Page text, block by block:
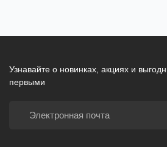
Узнавайте о новинках, акциях и
первыми